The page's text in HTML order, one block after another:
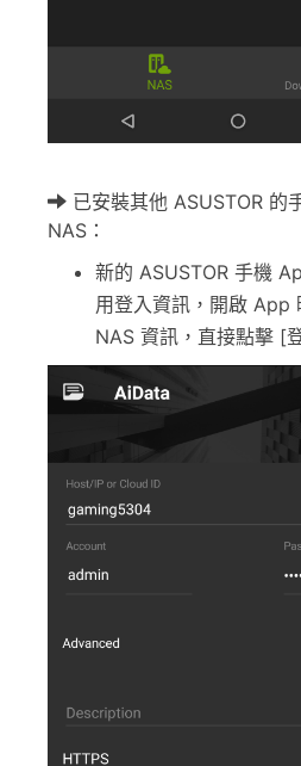
已安裝其他 ASUSTOR 的
NAS：
新的 ASUSTOR 手機
用登入資訊，開啟 App
NAS 資訊，直接點擊 [